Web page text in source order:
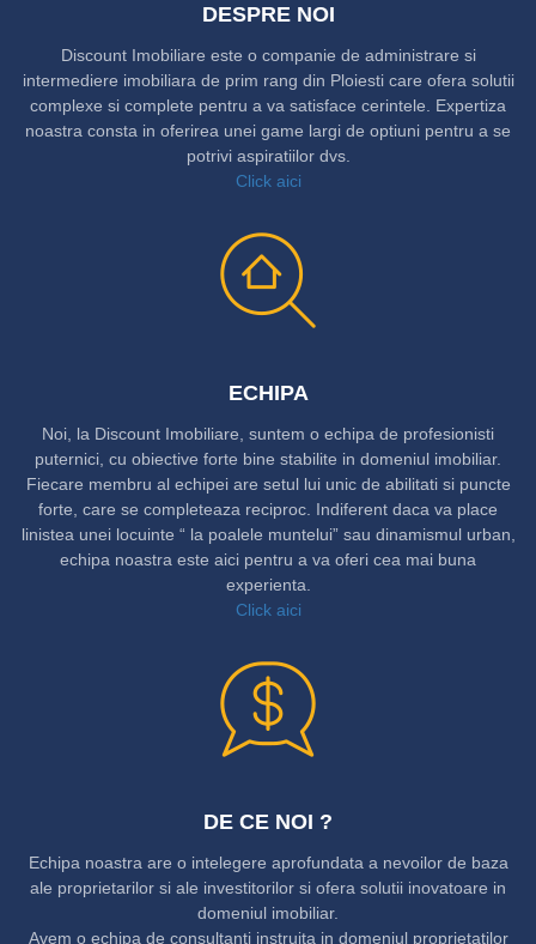
DESPRE NOI
Discount Imobiliare este o companie de administrare si
intermediere imobiliara de prim rang din Ploiesti care ofera solutii
complexe si complete pentru a va satisface cerintele. Expertiza
noastra consta in oferirea unei game largi de optiuni pentru a se
potrivi aspiratiilor dvs.
Click aici
ECHIPA
Noi, la Discount Imobiliare, suntem o echipa de profesionisti
puternici, cu obiective forte bine stabilite in domeniul imobiliar.
Fiecare membru al echipei are setul lui unic de abilitati si puncte
forte, care se completeaza reciproc. Indiferent daca va place
linistea unei locuinte “ la poalele muntelui” sau dinamismul urban,
echipa noastra este aici pentru a va oferi cea mai buna
experienta.
Click aici
DE CE NOI ?
Echipa noastra are o intelegere aprofundata a nevoilor de baza
ale proprietarilor si ale investitorilor si ofera solutii inovatoare in
domeniul imobiliar.
Avem o echipa de consultanti instruita in domeniul proprietatilor